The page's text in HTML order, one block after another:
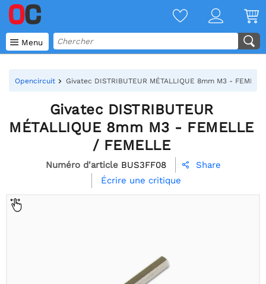
 Menu
Opencircuit Givatec DISTRIBUTEUR MÉTALLIQUE 8mm M3 -
Givatec DISTRIBUTEUR
MÉTALLIQUE 8mm M3 - FEMELLE
/ FEMELLE
Numéro d'article BUS3FF08 
Share
Écrire une critique